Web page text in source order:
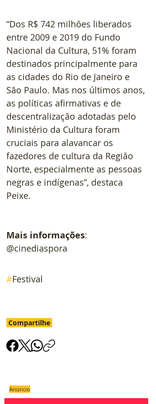
“Dos R$ 742 milhões liberados
entre 2009 e 2019 do Fundo
Nacional da Cultura, 51% foram
destinados principalmente para
as cidades do Rio de Janeiro e
São Paulo. Mas nos últimos anos,
as políticas afirmativas e de
descentralização adotadas pelo
Ministério da Cultura foram
cruciais para alavancar os
fazedores de cultura da Região
Norte, especialmente as pessoas
negras e indígenas”, destaca
Peixe.
Mais informações:
@cinediaspora
#Festival
Compartilhe
Anúncio